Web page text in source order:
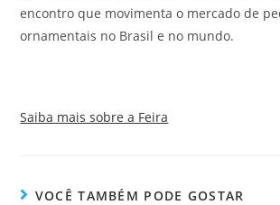
encontro que movimenta o mercado de
ornamentais no Brasil e no mundo.
Saiba mais sobre a Feira
VOCÊ TAMBÉM PODE GOSTAR